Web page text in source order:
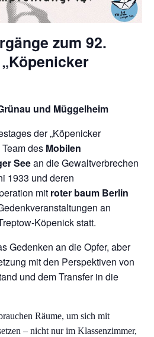
zum 92.
und Müggelheim
der „Köpenicker
des Mobilen
Seean die Gewaltverbrechen
1933 und deren
mit roter baum Berlin
an
Köpenick statt.
Gedenken an die Opfer, aber
mit den Perspektiven von
und dem Transfer in die
Räume, um sich mit
– nicht nur im Klassenzimmer,